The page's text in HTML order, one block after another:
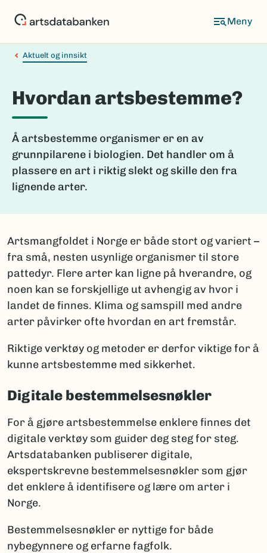
Aktuelt og innsikt
Hvordan artsbestemme?
Å artsbestemme organismer er en av
grunnpilarene i biologien. Det handler om å
plassere en art i riktig slekt og skille den fra
lignende arter.
Artsmangfoldet i Norge er både stort og variert –
fra små, nesten usynlige organismer til store
pattedyr. Flere arter kan ligne på hverandre, og
noen kan se forskjellige ut avhengig av hvor i
landet de finnes. Klima og samspill med andre
arter påvirker ofte hvordan en art fremstår.
Riktige verktøy og metoder er derfor viktige for å
kunne artsbestemme med sikkerhet.
Digitale bestemmelsesnøkler
For å gjøre artsbestemmelse enklere finnes det
digitale verktøy som guider deg steg for steg.
Artsdatabanken publiserer digitale,
ekspertskrevne bestemmelsesnøkler som gjør
det enklere å identifisere og lære om arter i
Norge.
Bestemmelsesnøkler er nyttige for både
nybegynnere og erfarne fagfolk.